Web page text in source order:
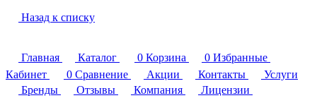
Назад к списку
Главная Каталог 0 Корзина 0 Избранные
Кабинет
0 Сравнение Акции Контакты
Услуги
Бренды
Отзывы Компания
Лицензии